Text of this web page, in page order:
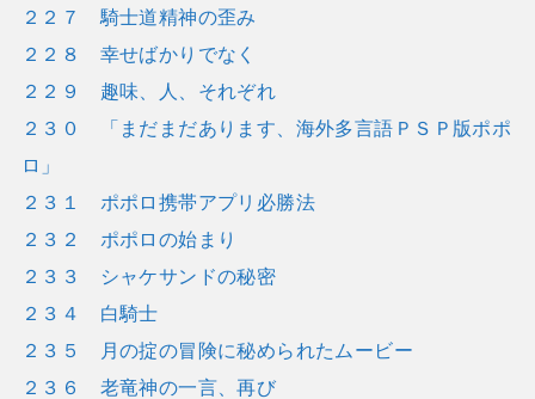
２２７ 騎士道精神の歪み
２２８ 幸せばかりでなく
２２９ 趣味、人、それぞれ
２３０ 「まだまだあります、海外多言語ＰＳＰ版ポポ
ロ」
２３１ ポポロ携帯アプリ必勝法
２３２ ポポロの始まり
２３３ シャケサンドの秘密
２３４ 白騎士
２３５ 月の掟の冒険に秘められたムービー
２３６ 老竜神の一言、再び